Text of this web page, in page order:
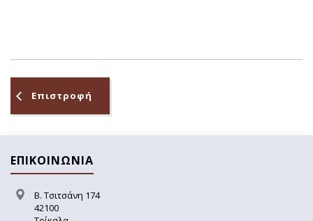
Επιστροφή
ΕΠΙΚΟΙΝΩΝΙΑ
Β. Τσιτσάνη 174
42100